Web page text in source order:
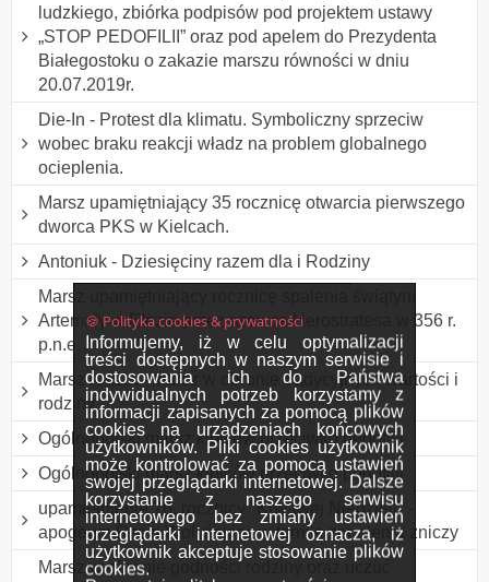
🍪 Polityka cookies & prywatności
Informujemy, iż w celu optymalizacji
treści dostępnych w naszym serwisie i
dostosowania ich do Państwa
indywidualnych potrzeb korzystamy z
informacji zapisanych za pomocą plików
cookies na urządzeniach końcowych
użytkowników. Pliki cookies użytkownik
może kontrolować za pomocą ustawień
swojej przeglądarki internetowej. Dalsze
korzystanie z naszego serwisu
internetowego bez zmiany ustawień
przeglądarki internetowej oznacza, iż
użytkownik akceptuje stosowanie plików
cookies.
ludzkiego, zbiórka podpisów pod projektem ustawy
„STOP PEDOFILII” oraz pod apelem do Prezydenta
Białegostoku o zakazie marszu równości w dniu
20.07.2019r.
Die-In - Protest dla klimatu. Symboliczny sprzeciw
wobec braku reakcji władz na problem globalnego
ocieplenia.
Marsz upamiętniający 35 rocznicę otwarcia pierwszego
dworca PKS w Kielcach.
Antoniuk - Dziesięciny razem dla i Rodziny
Marsz upamiętniający rocznicę spalenia świątyni
Artemidy w Efezie przez szewca Herostratesa w 356 r.
p.n.e.
Marsz rodzin - marsz w obronie tradycyjnych wartości i
rodziny
Ogólnopolski marsz kibiców przeciwko pedofilii
Ogólnopolski marsz kibiców przeciwko pedofilii
upamiętnienie 76. rocznicy "Krwawej Niedzieli" -
apogeum Rzezi Wołyńskiej, w formie zapalenia zniczy
Marsz w obronie godności rodziny oraz uczuć